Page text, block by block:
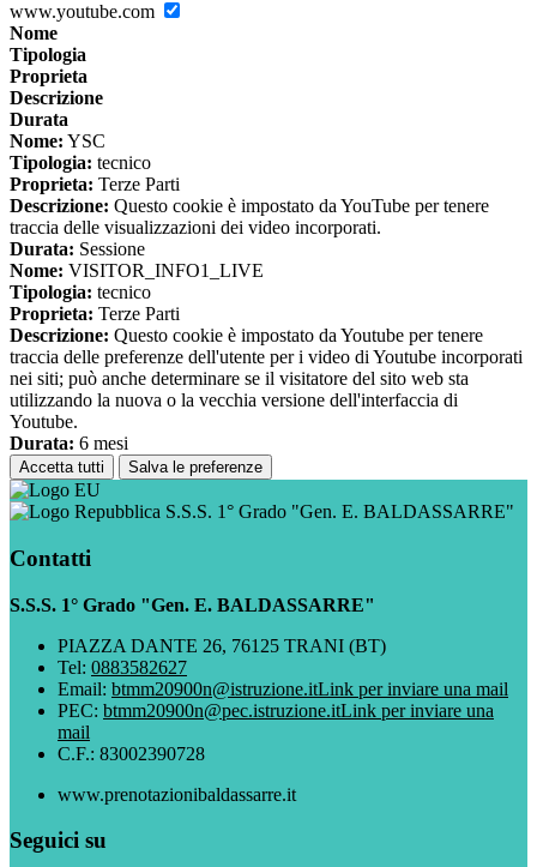
www.youtube.com
Nome
Tipologia
Proprieta
Descrizione
Durata
Nome: YSC
Tipologia: tecnico
Proprieta: Terze Parti
Descrizione: Questo cookie è impostato da YouTube per tenere
traccia delle visualizzazioni dei video incorporati.
Durata: Sessione
Nome: VISITOR_INFO1_LIVE
Tipologia: tecnico
Proprieta: Terze Parti
Descrizione: Questo cookie è impostato da Youtube per tenere
traccia delle preferenze dell'utente per i video di Youtube incorporati
nei siti; può anche determinare se il visitatore del sito web sta
utilizzando la nuova o la vecchia versione dell'interfaccia di
Youtube.
Durata: 6 mesi
Accetta tutti Salva le preferenze
S.S.S. 1° Grado "Gen. E. BALDASSARRE"
Contatti
S.S.S. 1° Grado "Gen. E. BALDASSARRE"
PIAZZA DANTE 26, 76125 TRANI (BT)
Tel: 0883582627
Email: btmm20900n@istruzione.itLink per inviare una mail
PEC: btmm20900n@pec.istruzione.itLink per inviare una
mail
C.F.: 83002390728
www.prenotazionibaldassarre.it
Seguici su